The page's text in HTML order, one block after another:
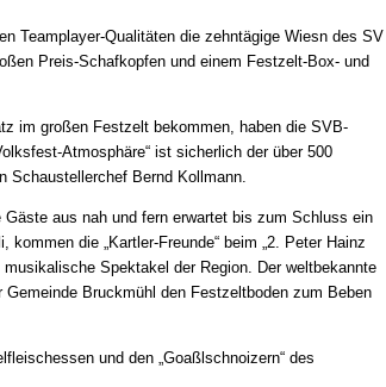
Teamplayer-Qualitäten die zehntägige Wiesn des SV
Preis-Schafkopfen und einem Festzelt-Box- und
im großen Festzelt bekommen, haben die SVB-
Atmosphäre“ ist sicherlich der über 500
Schaustellerchef Bernd Kollmann.
aus nah und fern erwartet bis zum Schluss ein
die „Kartler-Freunde“ beim „2. Peter Hainz
Spektakel der Region. Der weltbekannte
Bruckmühl den Festzeltboden zum Beben
und den „Goaßlschnoizern“ des